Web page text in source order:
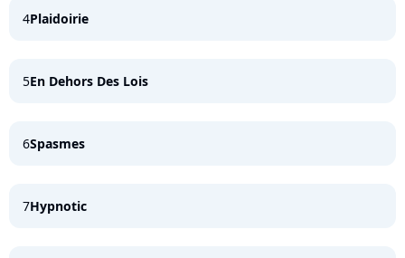
4Plaidoirie
5En Dehors Des Lois
6Spasmes
7Hypnotic